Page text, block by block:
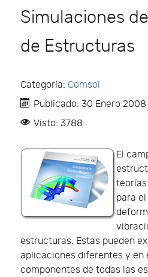
Simulaciones
de Estructuras
Categoría: Comsol
Publicado: 30 Enero 2008
Visto: 3788
El
para
estructuras. Estas pueden
aplicaciones diferentes y en
componentes de todas las